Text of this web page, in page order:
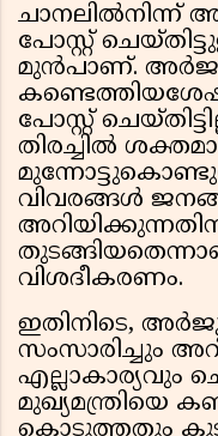
ചാനലില്‍നിന്ന്
പോസ്റ്റ്
മുന്‍പാണ്.
പോസ്റ്റ്
തിരച്ചില്‍
വിവരങ്ങള്‍
വിശദീകരണം.
ഇതിനിടെ,
സംസാരിച്ചും
എല്ലാകാര്യവും
മുഖ്യമന്ത്രിയെ